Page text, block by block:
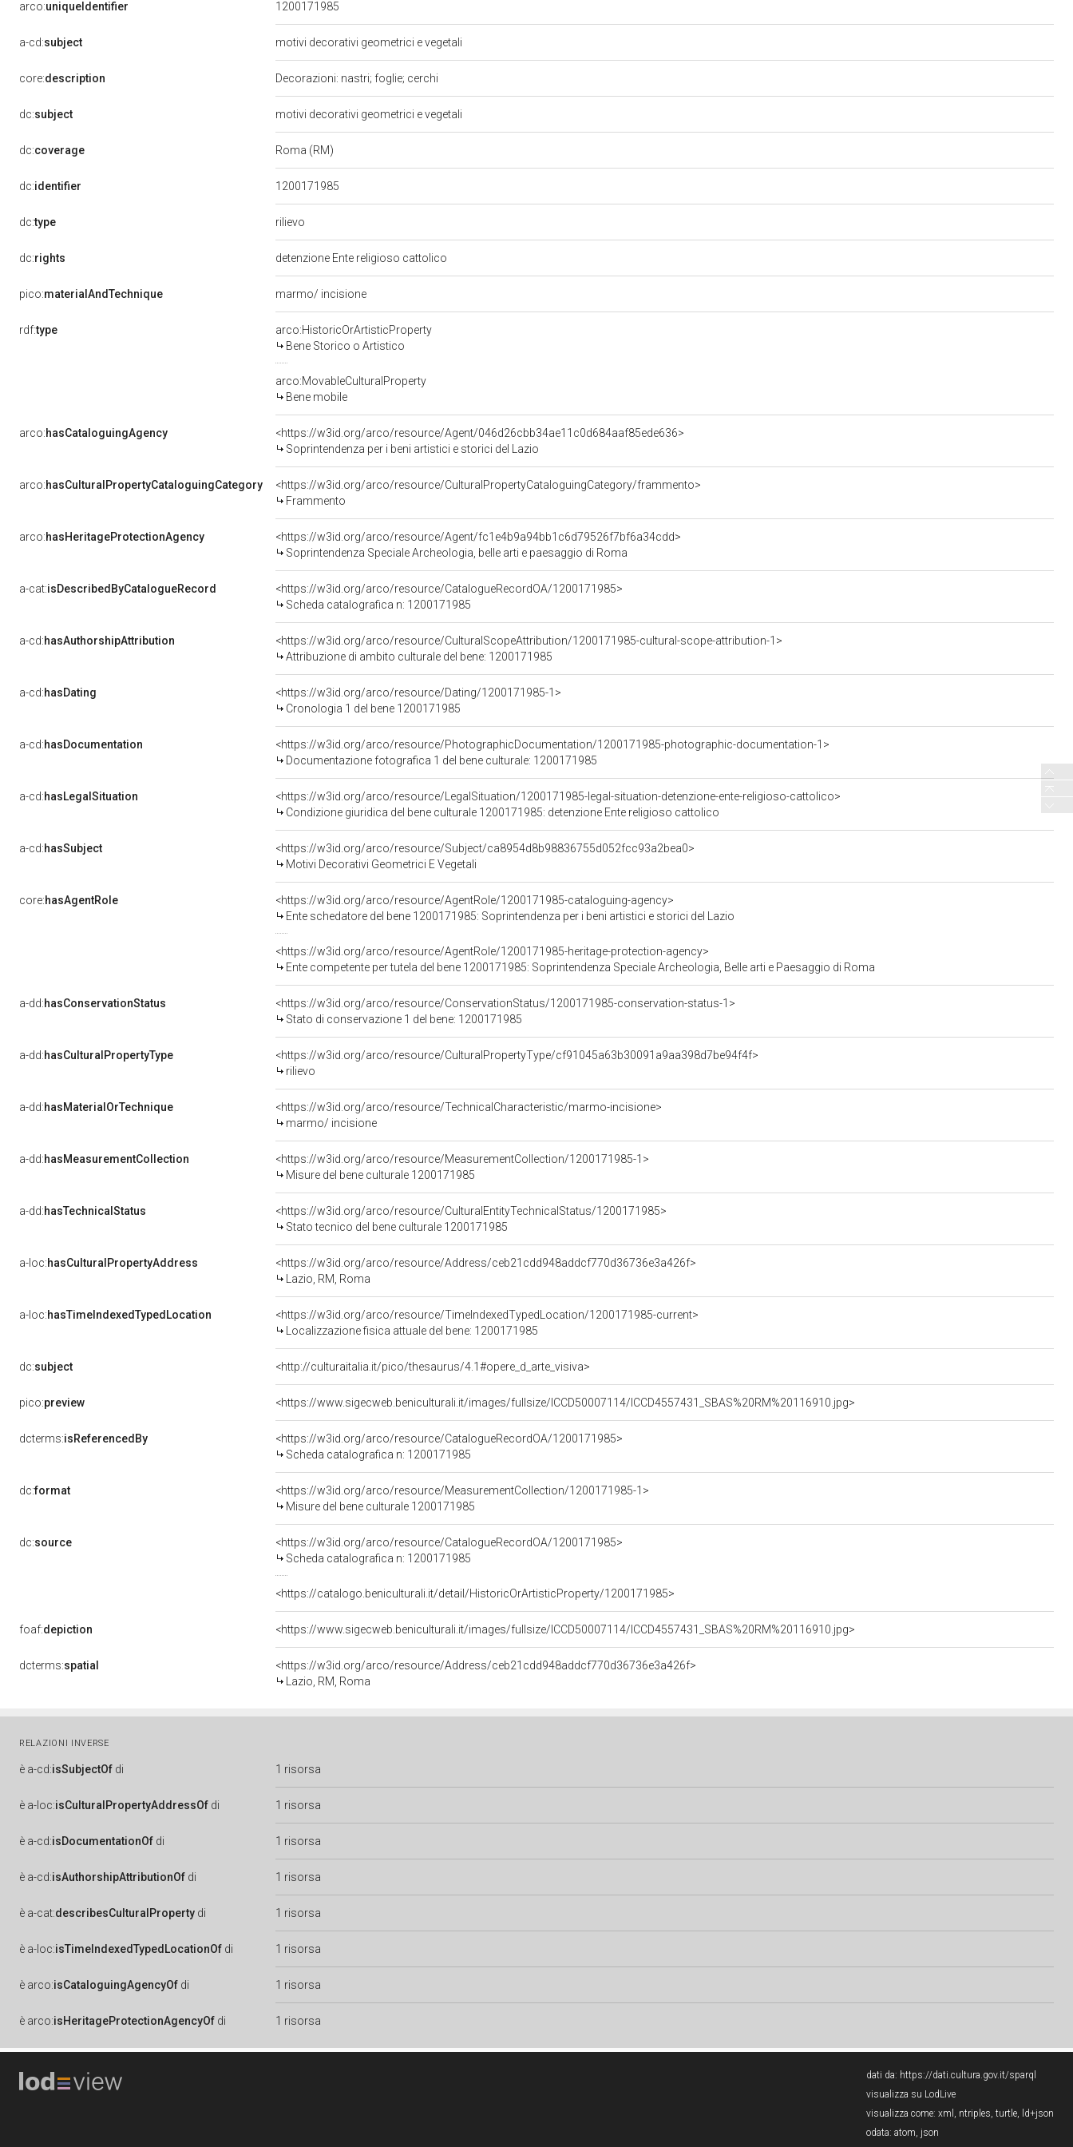
arco:uniqueIdentifier 1200171985
a-cd:subject motivi decorativi geometrici e vegetali
core:description Decorazioni: nastri; foglie; cerchi
dc:subject motivi decorativi geometrici e vegetali
dc:coverage Roma (RM)
dc:identifier 1200171985
dc:type rilievo
dc:rights detenzione Ente religioso cattolico
pico:materialAndTechnique marmo/ incisione
rdf:type
arco:HistoricOrArtisticProperty
Bene Storico o Artistico
arco:MovableCulturalProperty
Bene mobile
arco:hasCataloguingAgency
<https://w3id.org/arco/resource/Agent/046d26cbb34ae11c0d684aaf85ede636>
Soprintendenza per i beni artistici e storici del Lazio
arco:hasCulturalPropertyCataloguingCategory
<https://w3id.org/arco/resource/CulturalPropertyCataloguingCategory/frammento>
Frammento
arco:hasHeritageProtectionAgency
<https://w3id.org/arco/resource/Agent/fc1e4b9a94bb1c6d79526f7bf6a34cdd>
Soprintendenza Speciale Archeologia, belle arti e paesaggio di Roma
a-cat:isDescribedByCatalogueRecord
<https://w3id.org/arco/resource/CatalogueRecordOA/1200171985>
Scheda catalografica n: 1200171985
a-cd:hasAuthorshipAttribution
<https://w3id.org/arco/resource/CulturalScopeAttribution/1200171985-cultural-scope-attribution-1>
Attribuzione di ambito culturale del bene: 1200171985
a-cd:hasDating
<https://w3id.org/arco/resource/Dating/1200171985-1>
Cronologia 1 del bene 1200171985
a-cd:hasDocumentation
<https://w3id.org/arco/resource/PhotographicDocumentation/1200171985-photographic-documentation-1>
Documentazione fotografica 1 del bene culturale: 1200171985
a-cd:hasLegalSituation
<https://w3id.org/arco/resource/LegalSituation/1200171985-legal-situation-detenzione-ente-religioso-cattolico>
Condizione giuridica del bene culturale 1200171985: detenzione Ente religioso cattolico
a-cd:hasSubject
<https://w3id.org/arco/resource/Subject/ca8954d8b98836755d052fcc93a2bea0>
Motivi Decorativi Geometrici E Vegetali
core:hasAgentRole
<https://w3id.org/arco/resource/AgentRole/1200171985-cataloguing-agency>
Ente schedatore del bene 1200171985: Soprintendenza per i beni artistici e storici del Lazio
<https://w3id.org/arco/resource/AgentRole/1200171985-heritage-protection-agency>
Ente competente per tutela del bene 1200171985: Soprintendenza Speciale Archeologia, Belle arti e Paesaggio di Roma
a-dd:hasConservationStatus
<https://w3id.org/arco/resource/ConservationStatus/1200171985-conservation-status-1>
Stato di conservazione 1 del bene: 1200171985
a-dd:hasCulturalPropertyType
<https://w3id.org/arco/resource/CulturalPropertyType/cf91045a63b30091a9aa398d7be94f4f>
rilievo
a-dd:hasMaterialOrTechnique
<https://w3id.org/arco/resource/TechnicalCharacteristic/marmo-incisione>
marmo/ incisione
a-dd:hasMeasurementCollection
<https://w3id.org/arco/resource/MeasurementCollection/1200171985-1>
Misure del bene culturale 1200171985
a-dd:hasTechnicalStatus
<https://w3id.org/arco/resource/CulturalEntityTechnicalStatus/1200171985>
Stato tecnico del bene culturale 1200171985
a-loc:hasCulturalPropertyAddress
<https://w3id.org/arco/resource/Address/ceb21cdd948addcf770d36736e3a426f>
Lazio, RM, Roma
a-loc:hasTimeIndexedTypedLocation
<https://w3id.org/arco/resource/TimeIndexedTypedLocation/1200171985-current>
Localizzazione fisica attuale del bene: 1200171985
dc:subject <http://culturaitalia.it/pico/thesaurus/4.1#opere_d_arte_visiva>
pico:preview <https://www.sigecweb.beniculturali.it/images/fullsize/ICCD50007114/ICCD4557431_SBAS%20RM%20116910.jpg>
dcterms:isReferencedBy
<https://w3id.org/arco/resource/CatalogueRecordOA/1200171985>
Scheda catalografica n: 1200171985
dc:format
<https://w3id.org/arco/resource/MeasurementCollection/1200171985-1>
Misure del bene culturale 1200171985
dc:source
<https://w3id.org/arco/resource/CatalogueRecordOA/1200171985>
Scheda catalografica n: 1200171985
<https://catalogo.beniculturali.it/detail/HistoricOrArtisticProperty/1200171985>
foaf:depiction <https://www.sigecweb.beniculturali.it/images/fullsize/ICCD50007114/ICCD4557431_SBAS%20RM%20116910.jpg>
dcterms:spatial
<https://w3id.org/arco/resource/Address/ceb21cdd948addcf770d36736e3a426f>
Lazio, RM, Roma
RELAZIONI INVERSE
è a-cd:isSubjectOf di 1 risorsa
è a-loc:isCulturalPropertyAddressOf di 1 risorsa
è a-cd:isDocumentationOf di 1 risorsa
è a-cd:isAuthorshipAttributionOf di 1 risorsa
è a-cat:describesCulturalProperty di 1 risorsa
è a-loc:isTimeIndexedTypedLocationOf di 1 risorsa
è arco:isCataloguingAgencyOf di 1 risorsa
è arco:isHeritageProtectionAgencyOf di 1 risorsa
dati da: https://dati.cultura.gov.it/sparql
visualizza su LodLive
visualizza come: xml , ntriples, turtle, ld+json
odata: atom, json